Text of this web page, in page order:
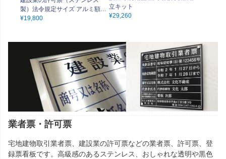
製）法令規定サイズ アルミ額縁
付き UV印刷 文字加工費無料
¥19,800
立キット
¥29,260
業者票・許可票
宅地建物取引業者票、建設業の許可票などの業者票、許可票、登
録票看板です。高級感のあるステンレス、おしゃれな透明や黒色